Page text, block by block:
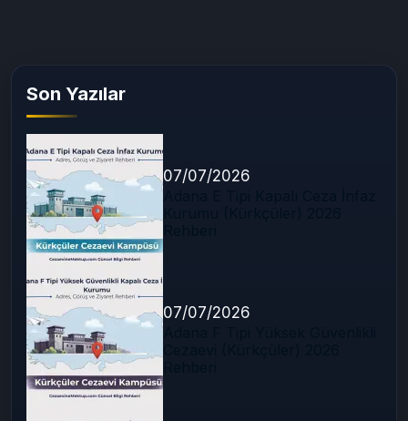
Son Yazılar
07/07/2026
07/07/2026